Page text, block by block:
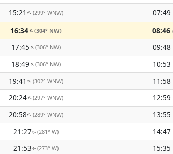
15:21 ↑(299° WNW) 07:49
16:34↑(304° NW) 08:46
17:45↑(306° NW) 09:48
18:49↑(306° NW) 10:53
19:41↑(302° WNW) 11:58
20:24↑(297° WNW) 12:59
20:58↑(289° WNW) 13:55
21:27↑(281° W) 14:47
21:53↑(273° W) 15:35